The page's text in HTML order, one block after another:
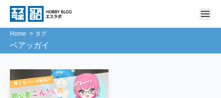
Home タグ
ベアッガイ